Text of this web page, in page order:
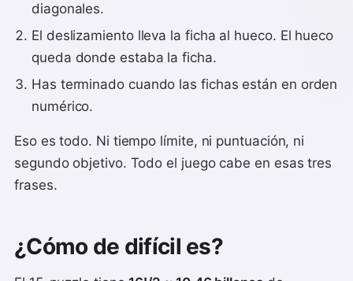
diagonales.
El deslizamiento lleva la ficha al hueco. El hueco
queda donde estaba la ficha.
Has terminado cuando las fichas están en orden
numérico.
Eso es todo. Ni tiempo límite, ni puntuación, ni
segundo objetivo. Todo el juego cabe en esas tres
frases.
¿Cómo de difícil es?